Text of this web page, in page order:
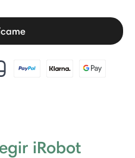
iRobot